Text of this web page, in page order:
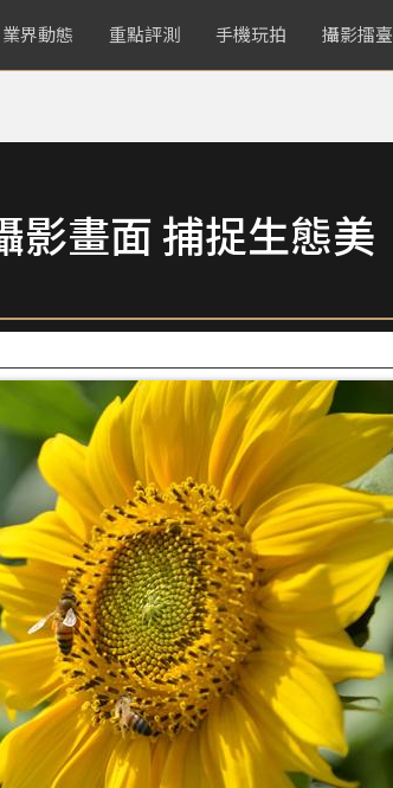
業界動態 重點評測 手機玩拍 攝影擂臺
影畫面 捕捉生態美